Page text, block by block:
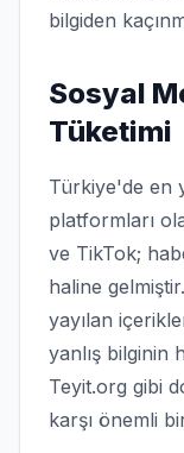
bilgiden
Sosyal
Tüketimi
Türkiye'de en
platformları
ve TikTok;
haline
yayılan
yanlış bilginin
Teyit.org gibi
karşı önemli